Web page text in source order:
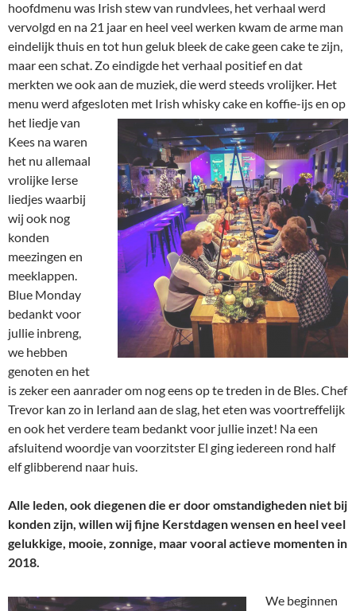
hoofdmenu was Irish stew van rundvlees, het verhaal werd
vervolgd en na 21 jaar en heel veel werken kwam de arme man
eindelijk thuis en tot hun geluk bleek de cake geen cake te zijn,
maar een schat. Zo eindigde het verhaal positief en dat
merkten we ook aan de muziek, die werd steeds vrolijker. Het
menu werd afgesloten met Irish whisky cake en koffie-ijs en op
het liedje van
Kees na waren
het nu allemaal
vrolijke Ierse
liedjes waarbij
wij ook nog
konden
meezingen en
meeklappen.
Blue Monday
bedankt voor
jullie inbreng,
we hebben
genoten en het
is zeker een aanrader om nog eens op te treden in de Bles. Chef
Trevor kan zo in Ierland aan de slag, het eten was voortreffelijk
en ook het verdere team bedankt voor jullie inzet! Na een
afsluitend woordje van voorzitster El ging iedereen rond half
elf glibberend naar huis.
Alle leden, ook diegenen die er door omstandigheden niet bij
konden zijn, willen wij fijne Kerstdagen wensen en heel veel
gelukkige, mooie, zonnige, maar vooral actieve momenten in
2018.
We beginnen